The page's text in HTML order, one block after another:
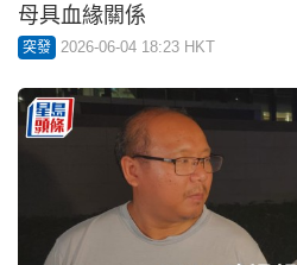
母具血緣關係
突發 2026-06-04 18:23 HKT